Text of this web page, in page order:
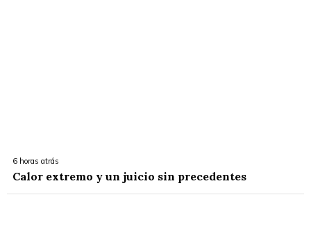
6 horas atrás
Calor extremo y un juicio sin precedentes